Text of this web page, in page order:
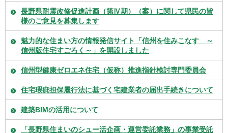
長野県耐震改修促進計画（第Ⅳ期）（案）に関して県民の皆
様のご意見を募集します
魅力的な住まい方の情報発信サイト「信州を住みこなす ～
信州版住宅すごろく～」を開設しました
信州型健康ゼロエネ住宅（仮称）推進指針検討専門委員会
住宅瑕疵担保履行法に基づく宅建業者の届出手続きについて
建築BIMの活用について
「長野県住まいのシュー活企画・運営委託業務」の事業受託